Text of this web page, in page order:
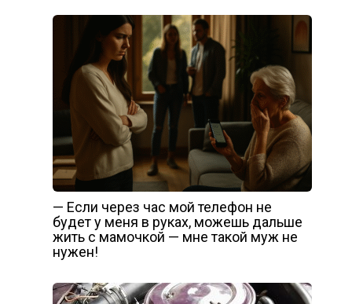
— Если через час мой телефон не
будет у меня в руках, можешь дальше
жить с мамочкой — мне такой муж не
нужен!